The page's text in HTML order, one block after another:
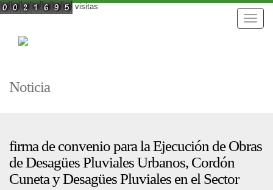
visitas
Toggle
Noticia
firma de convenio para la Ejecución de Obras
de Desagües Pluviales Urbanos, Cordón
Cuneta y Desagües Pluviales en el Sector